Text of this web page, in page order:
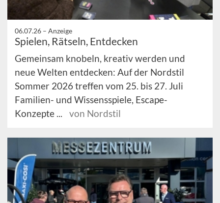
06.07.26 – Anzeige
Spielen, Rätseln, Entdecken
Gemeinsam knobeln, kreativ werden und
neue Welten entdecken: Auf der Nordstil
Sommer 2026 treffen vom 25. bis 27. Juli
Familien- und Wissensspiele, Escape-
Konzepte ...
von Nordstil